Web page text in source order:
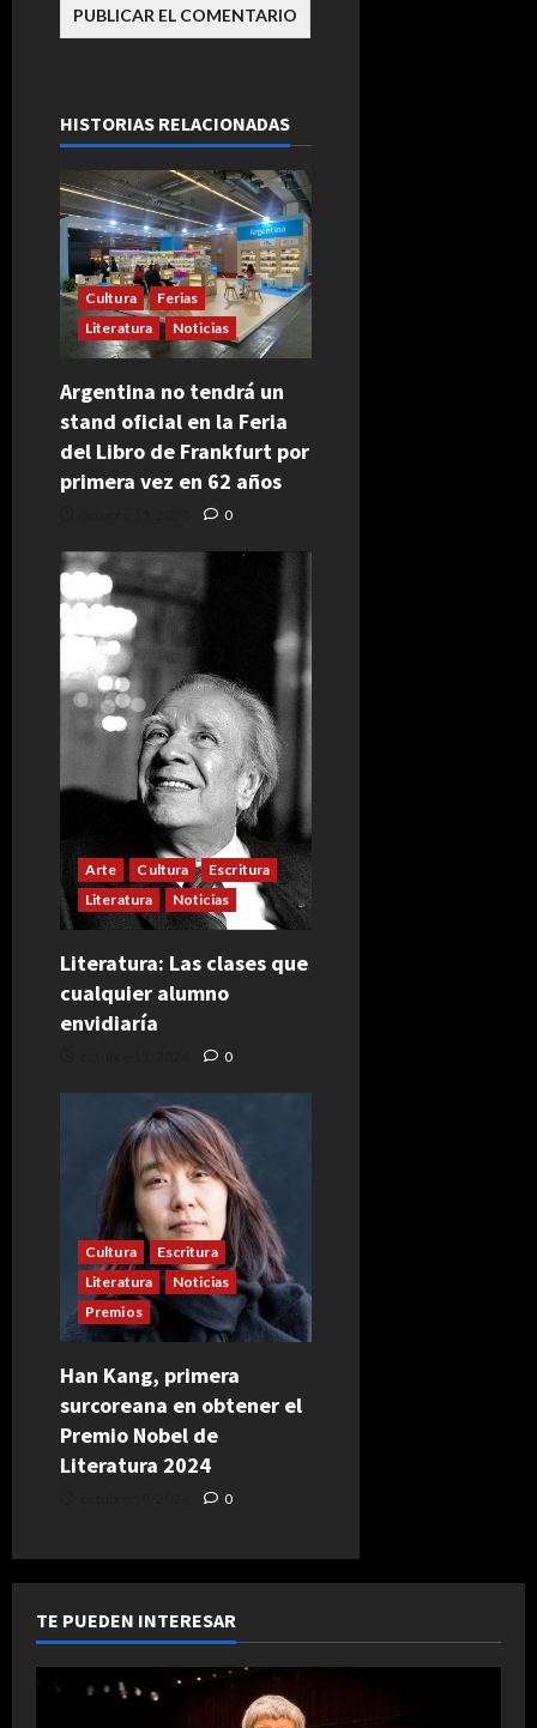
HISTORIAS RELACIONADAS
Cultura
Ferias
Literatura
Noticias
Argentina no tendrá un
stand oficial en la Feria
del Libro de Frankfurt por
primera vez en 62 años
0
Arte Cultura
Escritura
Literatura
Noticias
Literatura: Las clases que
cualquier alumno
envidiaría
0
Cultura
Escritura
Literatura
Noticias
Premios
Han Kang, primera
surcoreana en obtener el
Premio Nobel de
Literatura 2024
0
TE PUEDEN INTERESAR